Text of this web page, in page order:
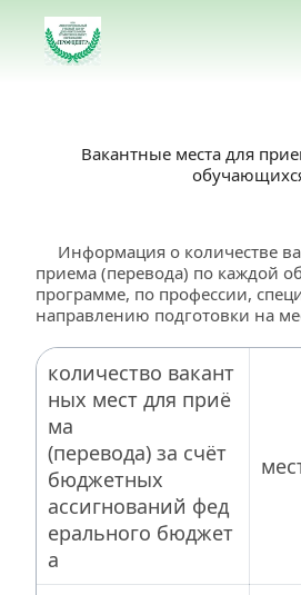
Вакантные места для
приема (перевода) по каждой
программе, по профессии,
направлению подготовки на
количество вакант
ных мест для приё
ма
(перевода) за счёт
бюджетных
ассигнований фед
ерального бюджет
а